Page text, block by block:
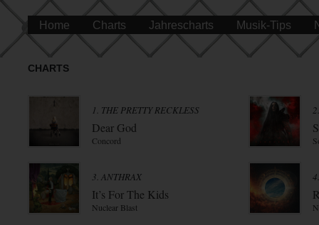
Home Charts Jahrescharts Musik-Tips
CHARTS
1. THE PRETTY RECKLESS
Dear God
Concord
3. ANTHRAX
It’s For The Kids
Nuclear Blast